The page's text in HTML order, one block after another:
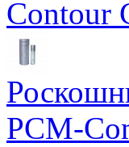
Contour
PCM-